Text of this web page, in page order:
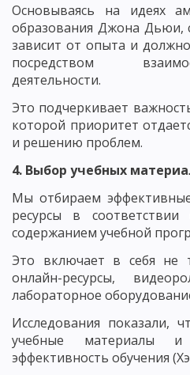
Основываясь на идеях
образования Джона Дьюи,
зависит от опыта и
посредством
деятельности.
Это подчеркивает
которой приоритет
и решению проблем.
4. Выбор учебных
Мы отбираем
ресурсы в
содержанием учебной
Это включает в себя не
онлайн-ресурсы,
лабораторное
Исследования показали,
учебные материалы
эффективность обучения